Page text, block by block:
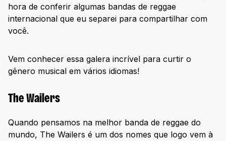
hora de conferir algumas bandas de reggae
internacional que eu separei para compartilhar com
você.
Vem conhecer essa galera incrível para curtir o
gênero musical em vários idiomas!
The Wailers
Quando pensamos na melhor banda de reggae do
mundo, The Wailers é um dos nomes que logo vem à